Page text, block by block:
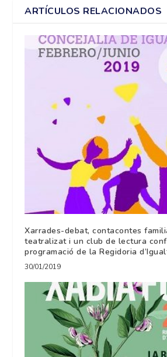
ARTÍCULOS RELACIONADOS
Xarrades-debat, contacontes
teatralizat i un club de lectura
programació de la Regidoria
30/01/2019